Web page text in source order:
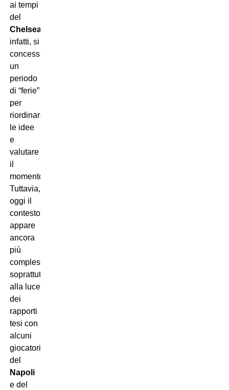
ai tempi
del
Chelsea
infatti, si
concesse
un
periodo
di “ferie”
per
riordinare
le idee
e
valutare
il
momento.
Tuttavia,
oggi il
contesto
appare
ancora
più
complesso,
soprattutto
alla luce
dei
rapporti
tesi con
alcuni
giocatori
del
Napoli
e del